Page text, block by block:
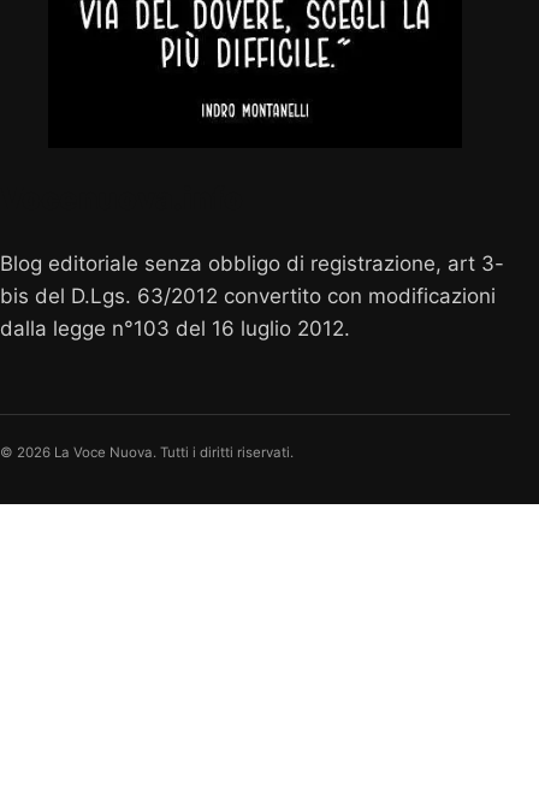
Blog editoriale senza obbligo di registrazione, art 3-
bis del D.Lgs. 63/2012 convertito con modificazioni
dalla legge n°103 del 16 luglio 2012.
© 2026 La Voce Nuova. Tutti i diritti riservati.